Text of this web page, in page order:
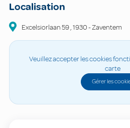
Localisation
Excelsiorlaan59,1930-Zaventem
Veuillez accepter les cookies
carte
Gérer les